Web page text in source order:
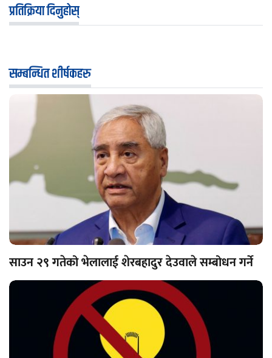
प्रतिक्रिया दिनुहोस्
सम्बन्धित शीर्षकहरु
साउन २९ गतेको भेलालाई शेरबहादुर देउवाले सम्बोधन गर्ने